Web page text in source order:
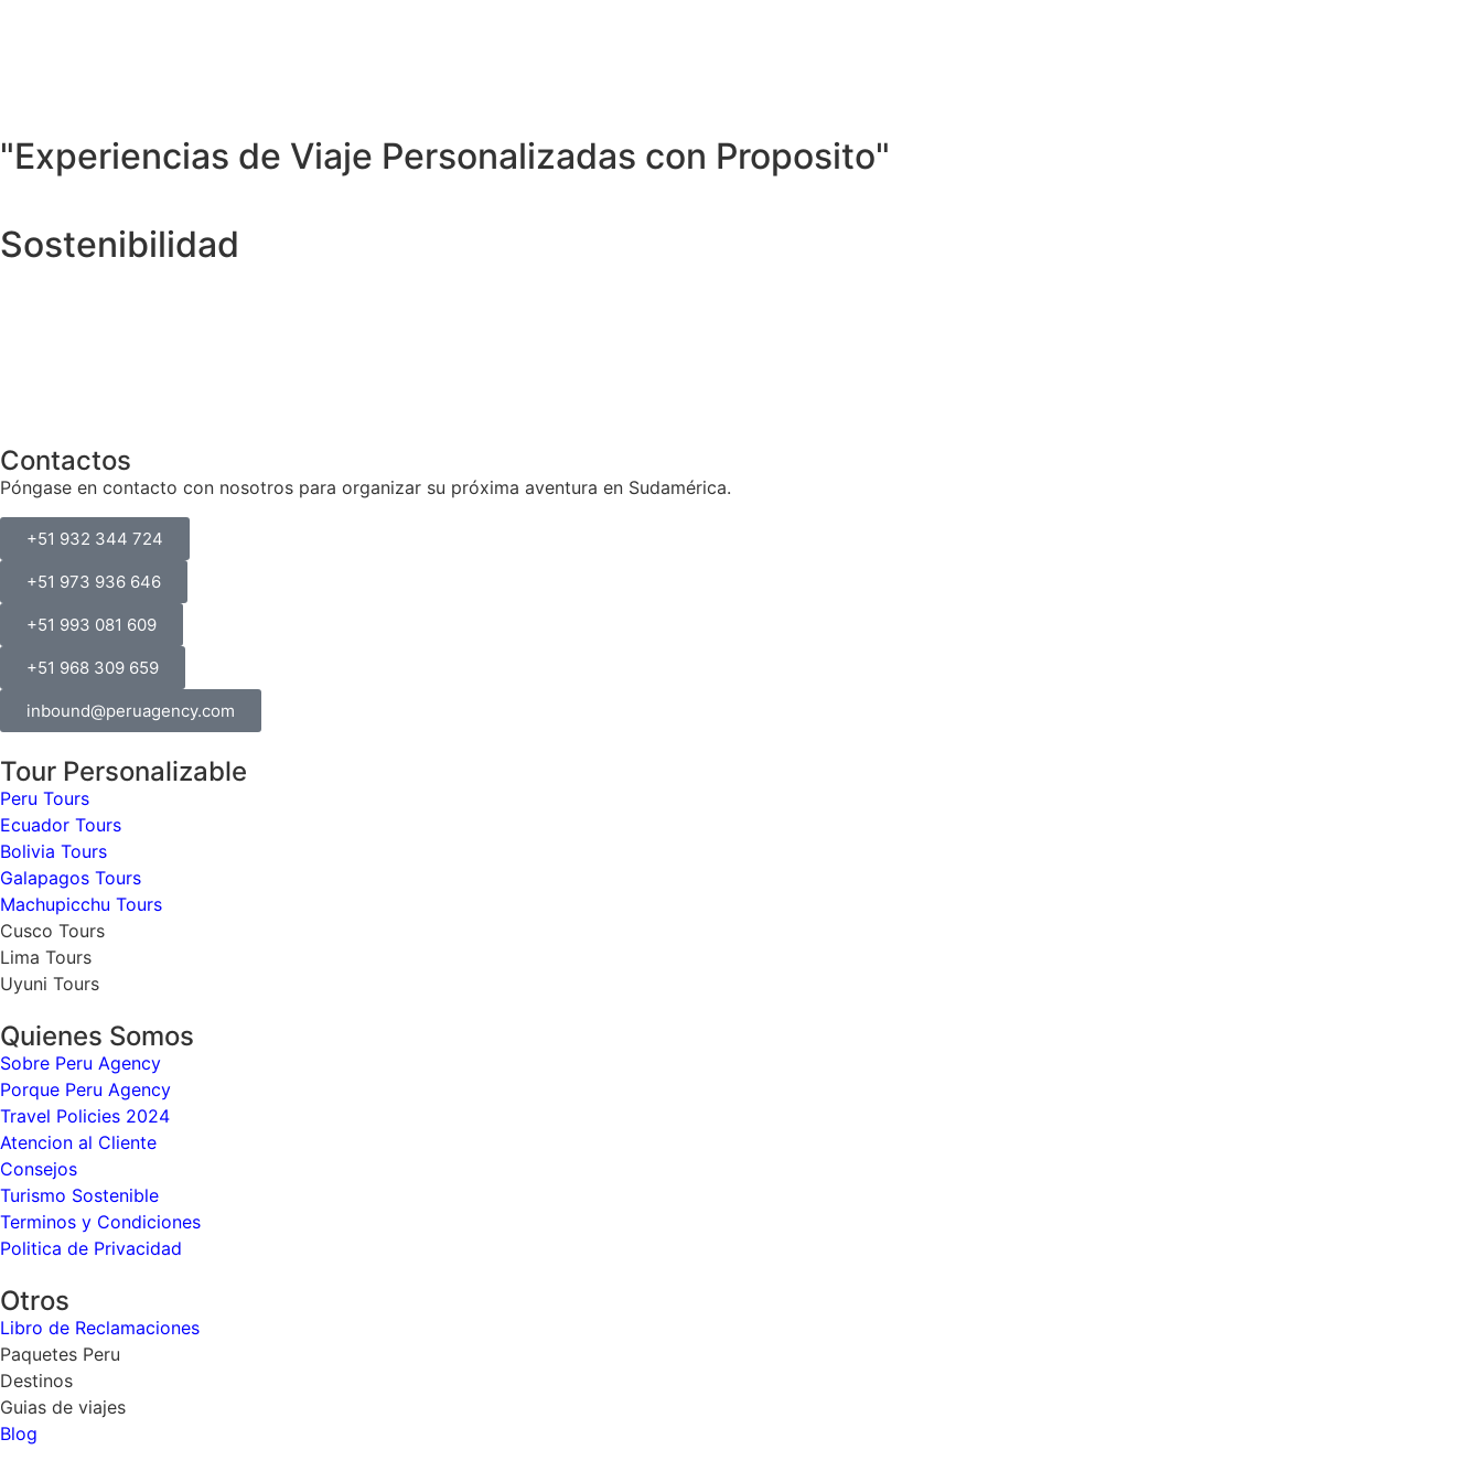
"Experiencias de Viaje Personalizadas con Proposito"
Sostenibilidad
Contactos
Póngase en contacto con nosotros para organizar su próxima aventura en Sudamérica.
+51 932 344 724
+51 973 936 646
+51 993 081 609
+51 968 309 659
inbound@peruagency.com
Tour Personalizable
Peru Tours
Ecuador Tours
Bolivia Tours
Galapagos Tours
Machupicchu Tours
Cusco Tours
Lima Tours
Uyuni Tours
Quienes Somos
Sobre Peru Agency
Porque Peru Agency
Travel Policies 2024
Atencion al Cliente
Consejos
Turismo Sostenible
Terminos y Condiciones
Politica de Privacidad
Otros
Libro de Reclamaciones
Paquetes Peru
Destinos
Guias de viajes
Blog